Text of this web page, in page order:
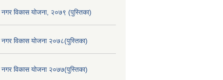
नगर विकास योजना, २०७९ (पुस्तिका)
नगर विकास योजना २०७८(पुस्तिका)
नगर विकास योजना २०७७(पुस्तिका)